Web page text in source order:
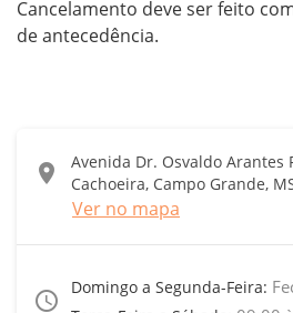
Cancelamento deve ser feito
de antecedência.
location_on
Avenida Dr. Osvaldo Arantes
Cachoeira, Campo Grande,
Ver no mapa
access_time
Domingo a Segunda-Feira: